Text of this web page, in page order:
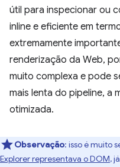
útil para inspecionar ou
inline e eficiente em
extremamente
renderização da Web,
muito complexa e pode
mais lenta do pipeline, a
otimizada.
Observação: isso é muito
Explorer representava o DOM,